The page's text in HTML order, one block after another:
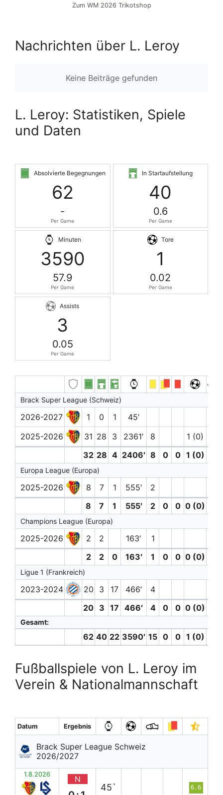
Zum WM 2026 Trikotshop
Nachrichten über L. Leroy
Keine Beiträge gefunden
L. Leroy: Statistiken, Spiele
und Daten
Absolvierte Begegnungen
62
-
Per Game
In Startaufstellung
40
0.6
Per Game
Minuten
3590
57.9
Per Game
Tore
1
0.02
Per Game
Assists
3
0.05
Per Game
Brack Super League (Schweiz)
2026-2027 1 0 1
45′
2025-2026
31 28 3 2361′ 8 1 (0)
32 28 4 2406′ 8 0 0 1 (0)
Europa League (Europa)
2025-2026 8 7 1 555′ 2
8
7 1 555′ 2 0 0 0 (0)
Champions League (Europa)
2025-2026 2 2 163′
1
2
2 0 163′ 1 0 0 0 (0)
Ligue 1 (Frankreich)
2023-2024 20 3 17 466′ 4
20 3 17 466′ 4 0 0 0 (0)
Gesamt:
62 40 22 3590′ 15 0 0 1 (0)
Fußballspiele von L. Leroy im
Verein & Nationalmannschaft
Datum Ergebnis
Brack Super League Schweiz
2026/2027
1.8.2026 N
45` 6.6